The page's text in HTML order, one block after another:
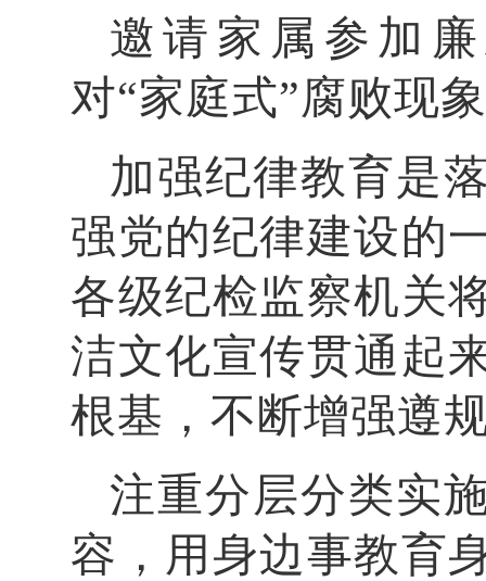
邀请家属参加
对“家庭式”腐败现
加强纪律教育是
强党的纪律建设的
各级纪检监察机关
洁文化宣传贯通起
根基，不断增强遵
注重分层分类实
容，用身边事教育